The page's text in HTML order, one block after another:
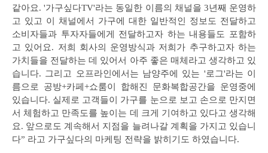
같아요. '가구싶다TV'라는 동일한 이름의 채널을 3년째 운영하
고 있고 이 채널에서 가구에 대한 일반적인 정보도 전달하고
소비자들과 투자자들에게 전달하고자 하는 내용들도 포함하
고 있어요. 저희 회사의 운영방식과 저희가 추구하고자 하는
가치들을 전달하는 데 있어서 아주 좋은 매체라고 생각하고 있
습니다. 그리고 오프라인에서는 남양주에 있는 '로그'라는 이
름으로 공방+카페+쇼룸이 합해진 문화복합공간을 운영중에
있습니다. 실제로 고객들이 가구를 눈으로 보고 손으로 만지면
서 체험하고 만족도를 높이는 데 크게 기여하고 있다고 생각해
요. 앞으로도 계속해서 지점을 늘려나갈 계획을 가지고 있습니
다” 라고 가구싶다의 마케팅 전략을 밝히기도 하였습니다.